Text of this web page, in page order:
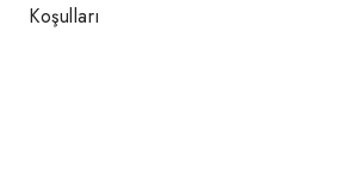
Koşulları